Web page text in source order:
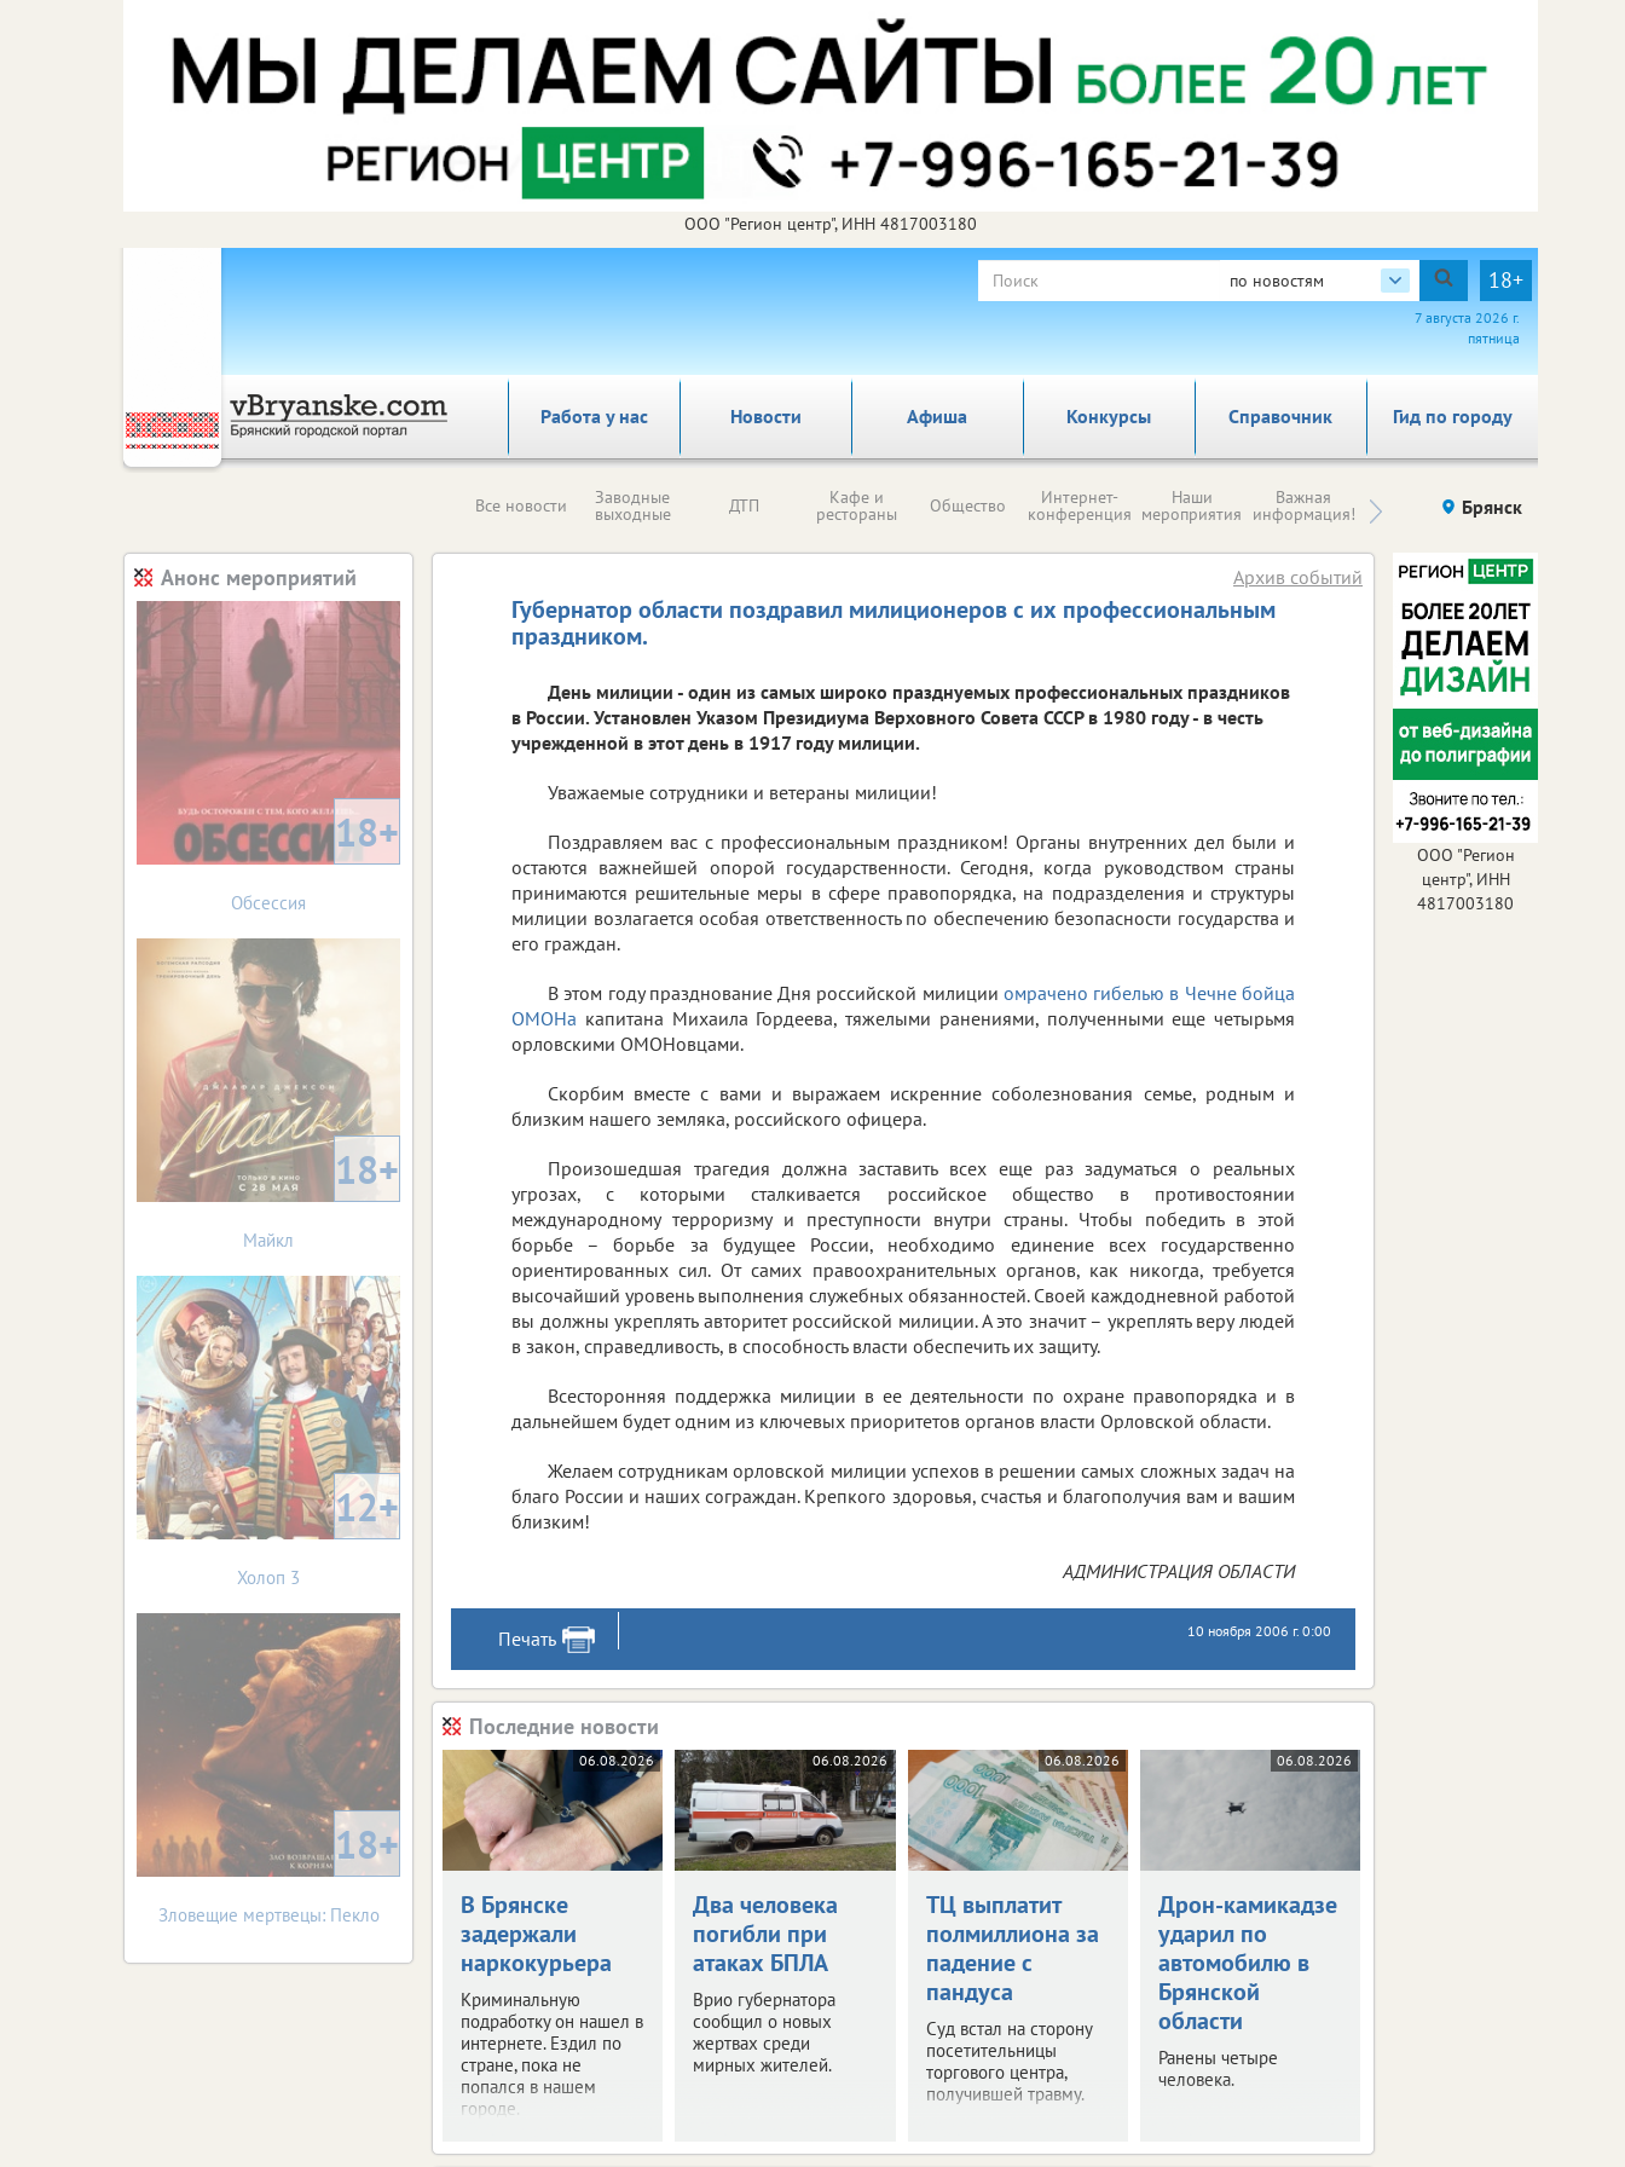
ООО "Регион центр", ИНН 4817003180
по новостям 18+
7 августа 2026 г.
пятница
Работа у нас Новости Афиша Справочник Гид по городу
Конкурсы
Все новости Заводные
выходные ДТП Кафе и
рестораны Общество Интернет-
конференция
Наши
мероприятия
Важная
информация! Происшествия Здоровье
Брянск
Губернатор области поздравил милиционеров с их профессиональным
праздником.
Архив событий
День милиции - один из самых широко празднуемых профессиональных праздников
в России. Установлен Указом Президиума Верховного Совета СССР в 1980 году - в честь
учрежденной в этот день в 1917 году милиции.
Уважаемые сотрудники и ветераны милиции!
Поздравляем вас с профессиональным праздником! Органы внутренних дел были и
остаются важнейшей опорой государственности. Сегодня, когда руководством страны
принимаются решительные меры в сфере правопорядка, на подразделения и структуры
милиции возлагается особая ответственность по обеспечению безопасности государства и
его граждан.
В этом году празднование Дня российской милиции омрачено гибелью в Чечне бойца
ОМОНа капитана Михаила Гордеева, тяжелыми ранениями, полученными еще четырьмя
орловскими ОМОНовцами.
Скорбим вместе с вами и выражаем искренние соболезнования семье, родным и
близким нашего земляка, российского офицера.
Произошедшая трагедия должна заставить всех еще раз задуматься о реальных
угрозах, с которыми сталкивается российское общество в противостоянии
международному терроризму и преступности внутри страны. Чтобы победить в этой
борьбе – борьбе за будущее России, необходимо единение всех государственно
ориентированных сил. От самих правоохранительных органов, как никогда, требуется
высочайший уровень выполнения служебных обязанностей. Своей каждодневной работой
вы должны укреплять авторитет российской милиции. А это значит – укреплять веру людей
в закон, справедливость, в способность власти обеспечить их защиту.
Всесторонняя поддержка милиции в ее деятельности по охране правопорядка и в
дальнейшем будет одним из ключевых приоритетов органов власти Орловской области.
Желаем сотрудникам орловской милиции успехов в решении самых сложных задач на
благо России и наших сограждан. Крепкого здоровья, счастья и благополучия вам и вашим
близким!
АДМИНИСТРАЦИЯ ОБЛАСТИ
Печать 10 ноября 2006 г. 0:00
Последние новости
06.08.2026
В Брянске
задержали
наркокурьера
Криминальную
подработку он нашел в
интернете. Ездил по
стране, пока не
попался в нашем
городе.
06.08.2026
Два человека
погибли при
атаках БПЛА
Врио губернатора
сообщил о новых
жертвах среди
мирных жителей.
06.08.2026
ТЦ выплатит
полмиллиона за
падение с
пандуса
Суд встал на сторону
посетительницы
торгового центра,
получившей травму.
06.08.2026
Дрон-камикадзе
ударил по
автомобилю в
Брянской
области
Ранены четыре
человека.
Анонс мероприятий
18+
Обсессия
18+
Майкл
12+
Холоп 3
18+
Зловещие мертвецы: Пекло
ООО "Регион
центр", ИНН
4817003180